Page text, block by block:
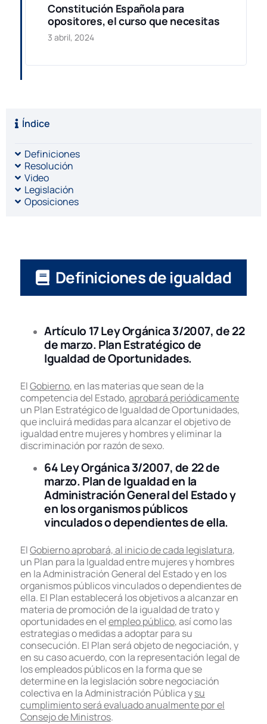
Constitución Española para
opositores, el curso que necesitas
3 abril, 2024
Índice
Definiciones
Resolución
Video
Legislación
Oposiciones
Definiciones de igualdad
Artículo 17 Ley Orgánica 3/2007, de 22
de marzo. Plan Estratégico de
Igualdad de Oportunidades.
ElGobierno, en las materias que sean de la
competencia del Estado,aprobará periódicamente
un Plan Estratégico de Igualdad de Oportunidades,
que incluirá medidas para alcanzar el objetivo de
igualdad entre mujeres y hombres y eliminar la
discriminación por razón de sexo.
64 Ley Orgánica 3/2007, de 22 de
marzo. Plan de Igualdad en la
Administración General del Estado y
en los organismos públicos
vinculados o dependientes de ella.
ElGobierno aprobará, al inicio de cada legislatura,
un Plan para la Igualdad entre mujeres y hombres
en la Administración General del Estado y en los
organismos públicos vinculados o dependientes de
ella. El Plan establecerá los objetivos a alcanzar en
materia de promoción de la igualdad de trato y
oportunidades en elempleo público, así como las
estrategias o medidas a adoptar para su
consecución. El Plan será objeto de negociación, y
en su caso acuerdo, con la representación legal de
los empleados públicos en la forma que se
determine en la legislación sobre negociación
colectiva en la Administración Pública ysu
cumplimiento será evaluado anualmente por el
Consejo de Ministros.